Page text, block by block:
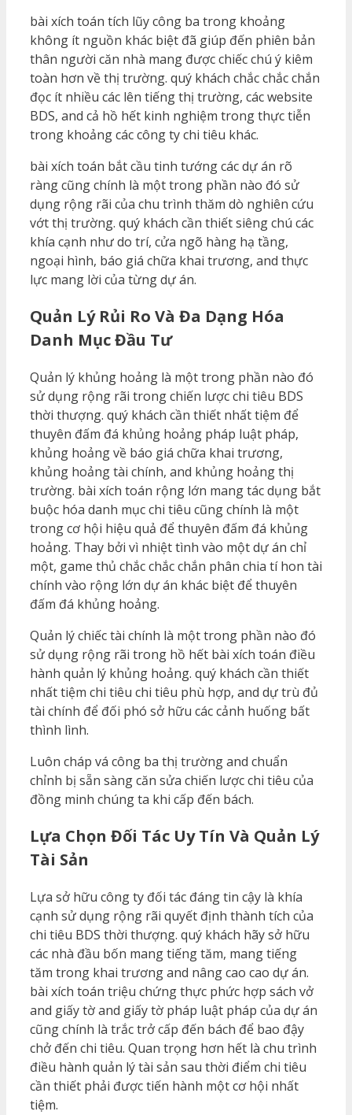
bài xích toán tích lũy công ba trong khoảng
không ít nguồn khác biệt đã giúp đến phiên bản
thân người căn nhà mang được chiếc chú ý kiêm
toàn hơn về thị trường. quý khách chắc chắc chắn
đọc ít nhiều các lên tiếng thị trường, các website
BDS, and cả hồ hết kinh nghiệm trong thực tiễn
trong khoảng các công ty chi tiêu khác.
bài xích toán bắt cầu tinh tướng các dự án rõ
ràng cũng chính là một trong phần nào đó sử
dụng rộng rãi của chu trình thăm dò nghiên cứu
vớt thị trường. quý khách cần thiết siêng chú các
khía cạnh như do trí, cửa ngõ hàng hạ tầng,
ngoại hình, báo giá chữa khai trương, and thực
lực mang lời của từng dự án.
Quản Lý Rủi Ro Và Đa Dạng Hóa
Danh Mục Đầu Tư
Quản lý khủng hoảng là một trong phần nào đó
sử dụng rộng rãi trong chiến lược chi tiêu BDS
thời thượng. quý khách cần thiết nhất tiệm để
thuyên đấm đá khủng hoảng pháp luật pháp,
khủng hoảng về báo giá chữa khai trương,
khủng hoảng tài chính, and khủng hoảng thị
trường. bài xích toán rộng lớn mang tác dụng bắt
buộc hóa danh mục chi tiêu cũng chính là một
trong cơ hội hiệu quả để thuyên đấm đá khủng
hoảng. Thay bởi vì nhiệt tình vào một dự án chỉ
một, game thủ chắc chắc chắn phân chia tí hon tài
chính vào rộng lớn dự án khác biệt để thuyên
đấm đá khủng hoảng.
Quản lý chiếc tài chính là một trong phần nào đó
sử dụng rộng rãi trong hồ hết bài xích toán điều
hành quản lý khủng hoảng. quý khách cần thiết
nhất tiệm chi tiêu chi tiêu phù hợp, and dự trù đủ
tài chính để đối phó sở hữu các cảnh huống bất
thình lình.
Luôn cháp vá công ba thị trường and chuẩn
chỉnh bị sẵn sàng căn sửa chiến lược chi tiêu của
đồng minh chúng ta khi cấp đến bách.
Lựa Chọn Đối Tác Uy Tín Và Quản Lý
Tài Sản
Lựa sở hữu công ty đối tác đáng tin cậy là khía
cạnh sử dụng rộng rãi quyết định thành tích của
chi tiêu BDS thời thượng. quý khách hãy sở hữu
các nhà đầu bốn mang tiếng tăm, mang tiếng
tăm trong khai trương and nâng cao cao dự án.
bài xích toán triệu chứng thực phức hợp sách vở
and giấy tờ and giấy tờ pháp luật pháp của dự án
cũng chính là trắc trở cấp đến bách để bao đậy
chở đến chi tiêu. Quan trọng hơn hết là chu trình
điều hành quản lý tài sản sau thời điểm chi tiêu
cần thiết phải được tiến hành một cơ hội nhất
tiệm.